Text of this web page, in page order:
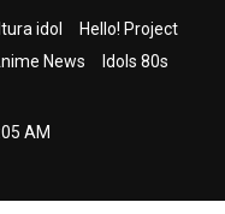
idol
Hello! Project
News
Idols 80s
AM